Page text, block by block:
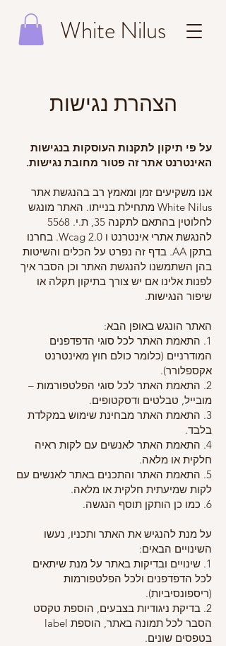
White Nilus
הצהרת נגישות
על פי תיקון לתקנות העוסקות בנגישות
האינטרנט אתר זה פטור מחובת נגישות.
אנו משקיעים זמן ומאמץ רב בהנגשת אתר
White Nilus מתחילת בנייתו. האתר מונגש
לחלוטין בהתאם לתקנה 35, ת.י. 5568
להנגשת אתרי אינטרנט ו Wcag 2.0. בחרנו
בתקן AA. בדף זה נפרט על הכלים והשיטות
בהן השתמשנו להנגשת האתר וכן הסבר איך
לפנות אלינו אם יש צורך בתיקון תקלה או
שיפור הנגישות.
האתר הונגש באופן הבא:
1. התאמת האתר לכל סוגי הדפדפנים
המודרניים (כלומר כולם חוץ מאינטרנט
אקספלורר).
2. התאמת האתר לכל סוגי הפלטפורמות –
מובייל, טבלטים ודסקטופים.
3. התאמת האתר מבחינת שימוש במקלדת
בלבד.
4. התאמת האתר לאנשים עם לקות ראיה
חלקית או מלאה.
5. התאמת האתר והתכנים באתר לאנשים עם
לקות שמיעתית חלקית או מלאה.
6. כמו כן הותקן תוסף הנגשה.
על מנת להנגיש את האתר ותכניו, נעשו
השינויים הבאים:
1. שינויים ובדיקות באתר על מנת שיתאים
לכל הדפדפנים ולכל הפלטפורמות
(ריספונסיביות).
2. בדיקת ניגודיות בצבעים, הוספת טקסט
הסבר לכל תמונה באתר, הוספת label
בטפסים שונים.